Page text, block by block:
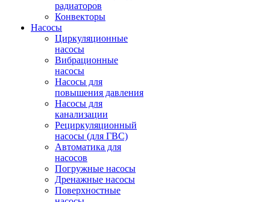
радиаторов
Конвекторы
Насосы
Циркуляционные
насосы
Вибрационные
насосы
Насосы для
повышения давления
Насосы для
канализации
Рециркуляционный
насосы (для ГВС)
Автоматика для
насосов
Погружные насосы
Дренажные насосы
Поверхностные